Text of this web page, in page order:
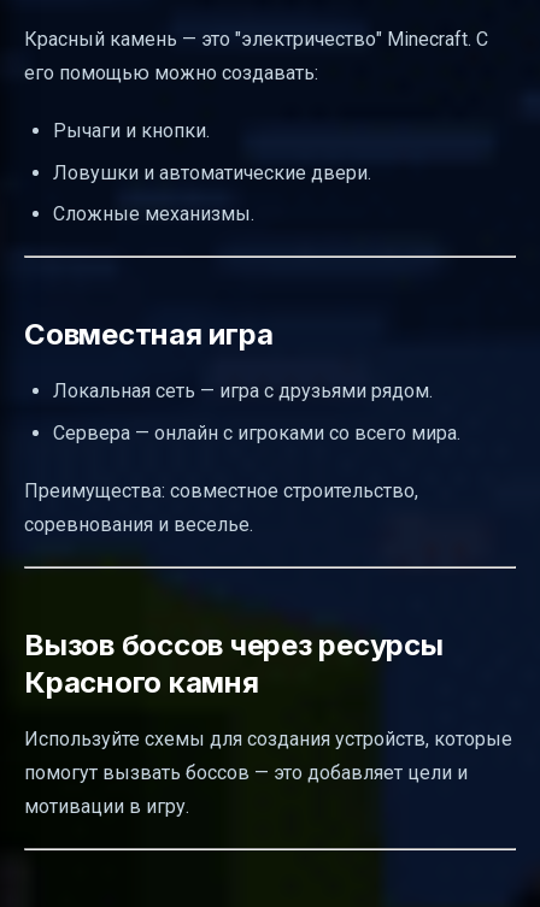
Красный камень — это "электричество" Minecraft. С
его помощью можно создавать:
Рычаги и кнопки.
Ловушки и автоматические двери.
Сложные механизмы.
Совместная игра
Локальная сеть — игра с друзьями рядом.
Сервера — онлайн с игроками со всего мира.
Преимущества: совместное строительство,
соревнования и веселье.
Вызов боссов через ресурсы
Красного камня
Используйте схемы для создания устройств, которые
помогут вызвать боссов — это добавляет цели и
мотивации в игру.